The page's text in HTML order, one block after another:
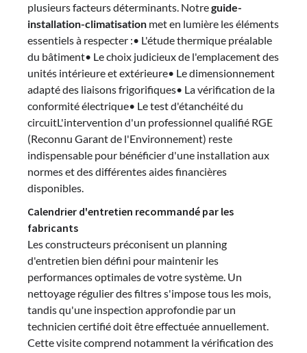
plusieurs facteurs déterminants. Notreguide-
installation-climatisation met en lumière les éléments
essentiels à respecter :• L'étude thermique préalable
du bâtiment• Le choix judicieux de l'emplacement des
unités intérieure et extérieure• Le dimensionnement
adapté des liaisons frigorifiques• La vérification de la
conformité électrique• Le test d'étanchéité du
circuitL'intervention d'un professionnel qualifié RGE
(Reconnu Garant de l'Environnement) reste
indispensable pour bénéficier d'une installation aux
normes et des différentes aides financières
disponibles.
Calendrier d'entretien recommandé par les
fabricants
Les constructeurs préconisent un planning
d'entretien bien défini pour maintenir les
performances optimales de votre système. Un
nettoyage régulier des filtres s'impose tous les mois,
tandis qu'une inspection approfondie par un
technicien certifié doit être effectuée annuellement.
Cette visite comprend notamment la vérification des